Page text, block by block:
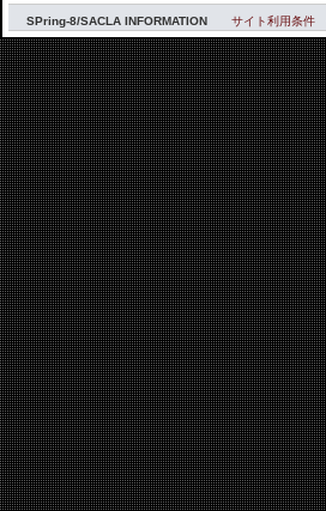
SPring-8/SACLA INFORMATION サイト利用条件